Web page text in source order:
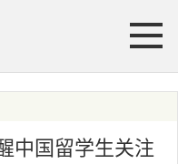
中国留学生关注